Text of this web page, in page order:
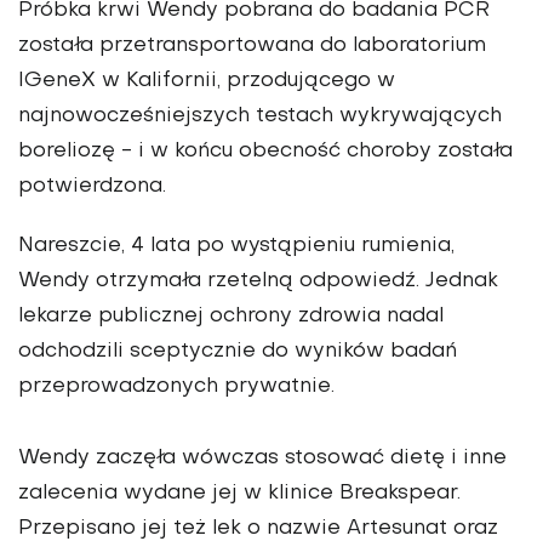
Próbka krwi Wendy pobrana do badania PCR
została przetransportowana do laboratorium
IGeneX w Kalifornii, przodującego w
najnowocześniejszych testach wykrywających
boreliozę - i w końcu obecność choroby została
potwierdzona.
Nareszcie, 4 lata po wystąpieniu rumienia,
Wendy otrzymała rzetelną odpowiedź. Jednak
lekarze publicznej ochrony zdrowia nadal
odchodzili sceptycznie do wyników badań
przeprowadzonych prywatnie.
Wendy zaczęła wówczas stosować dietę i inne
zalecenia wydane jej w klinice Breakspear.
Przepisano jej też lek o nazwie Artesunat oraz